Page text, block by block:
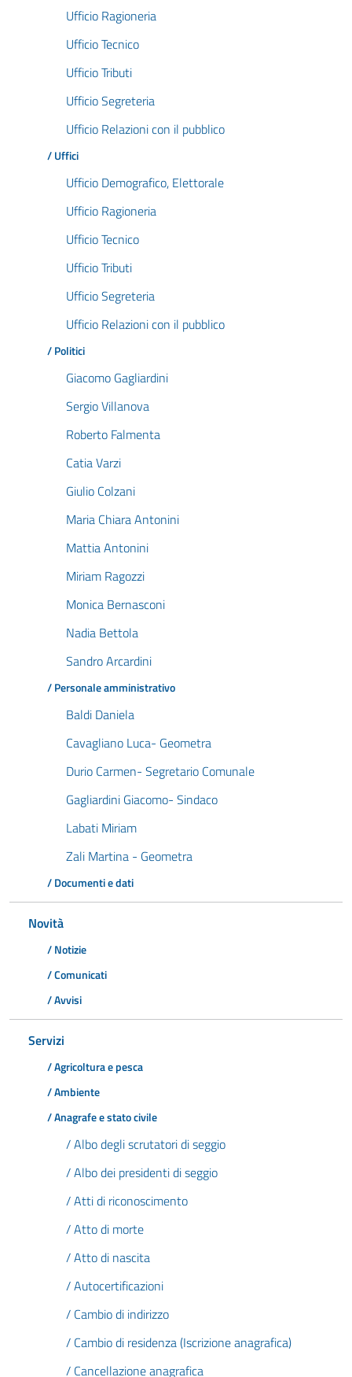
Ufficio Ragioneria
Ufficio Tecnico
Ufficio Tributi
Ufficio Segreteria
Ufficio Relazioni con il pubblico
/ Uffici
Ufficio Demografico, Elettorale
Ufficio Ragioneria
Ufficio Tecnico
Ufficio Tributi
Ufficio Segreteria
Ufficio Relazioni con il pubblico
/ Politici
Giacomo Gagliardini
Sergio Villanova
Roberto Falmenta
Catia Varzi
Giulio Colzani
Maria Chiara Antonini
Mattia Antonini
Miriam Ragozzi
Monica Bernasconi
Nadia Bettola
Sandro Arcardini
/ Personale amministrativo
Baldi Daniela
Cavagliano Luca- Geometra
Durio Carmen- Segretario Comunale
Gagliardini Giacomo- Sindaco
Labati Miriam
Zali Martina - Geometra
/ Documenti e dati
Novità
/ Notizie
/ Comunicati
/ Avvisi
Servizi
/ Agricoltura e pesca
/ Ambiente
/ Anagrafe e stato civile
/ Albo degli scrutatori di seggio
/ Albo dei presidenti di seggio
/ Atti di riconoscimento
/ Atto di morte
/ Atto di nascita
/ Autocertificazioni
/ Cambio di indirizzo
/ Cambio di residenza (Iscrizione anagrafica)
/ Cancellazione anagrafica